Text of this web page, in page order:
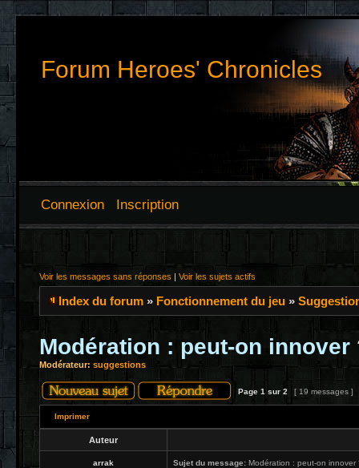
Forum Heroes' Chronicles
Connexion Inscription
Voir les messages sans réponses | Voir les sujets actifs
Index du forum » Fonctionnement du jeu »
Modération : peut-on innover
Modérateur: suggestions
Page 1 sur 2 [ 19 messages ]
Imprimer
Auteur
arrak Sujet du message: Modération : peut-on innover